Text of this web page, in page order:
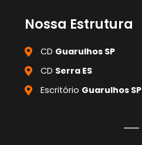
Nossa Estrutura
CD Guarulhos SP
CD Serra ES
Escritório Guarulhos SP